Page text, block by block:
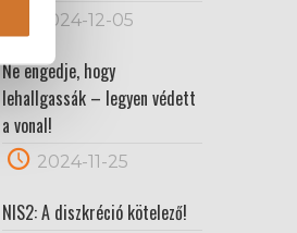
2024-12-05
Ne engedje, hogy
lehallgassák – legyen védett
a vonal!
2024-11-25
NIS2: A diszkréció kötelező!